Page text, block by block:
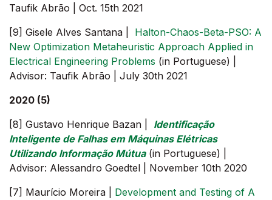
Taufik Abrão | Oct. 15th 2021
[9] Gisele Alves Santana | Halton-Chaos-Βeta-PSO: A
New Optimization Metaheuristic Approach Applied in
Electrical Engineering Problems (in Portuguese) |
Advisor: Taufik Abrão | July 30th 2021
2020 (5)
[8] Gustavo Henrique Bazan | Identificação
Inteligente de Falhas em Máquinas Elétricas
Utilizando Informação Mútua(in Portuguese) |
Advisor: Alessandro Goedtel | November 10th 2020
[7] Maurício Moreira | Development and Testing of A